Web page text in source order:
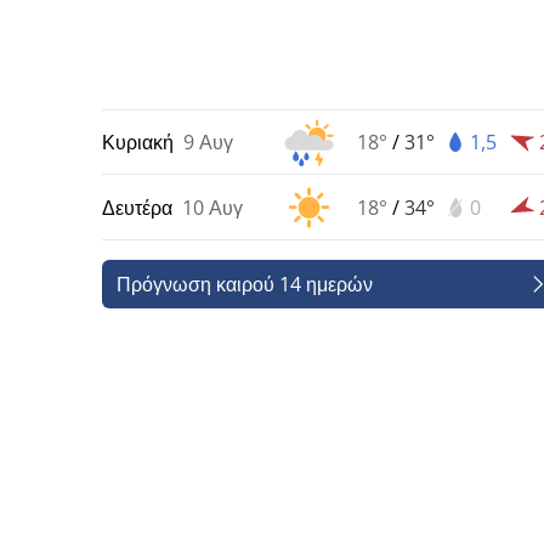
Κυριακή 9 Αυγ 18° /31° 1,5
Δευτέρα 10 Αυγ 18° /34° 0
Πρόγνωση καιρού 14 ημερών